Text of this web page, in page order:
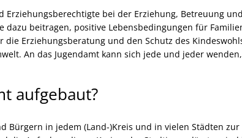
Erziehungsberechtigte bei der Erziehung, Betreuung
beitragen, positive Lebensbedingungen für
Erziehungsberatung und den Schutz des
An das Jugendamt kann sich jede und jeder
aufgebaut?
Bürgern in jedem (Land-)Kreis und in vielen Städten